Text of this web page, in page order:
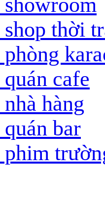
thời
cafe
hàng
bar